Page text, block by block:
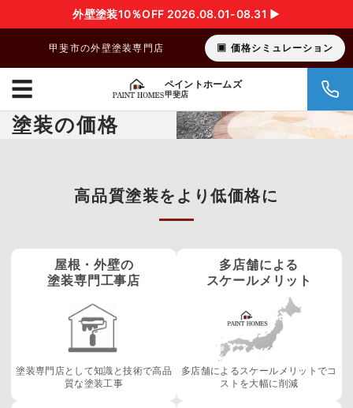
外壁塗装10％OFF 2026.08.01-08.31 ▶︎
甲斐市の外壁塗装専門店 価格シミュレーション
ペイントホームズ
甲斐店
☰
塗装の価格
高品質塗装をより低価格に
屋根・外壁の
塗装専門工事店
塗装専門店として知識と技術で高品
質な塗装工事
多店舗による
スケールメリット
多店舗によるスケールメリットでコ
ストを大幅に削減